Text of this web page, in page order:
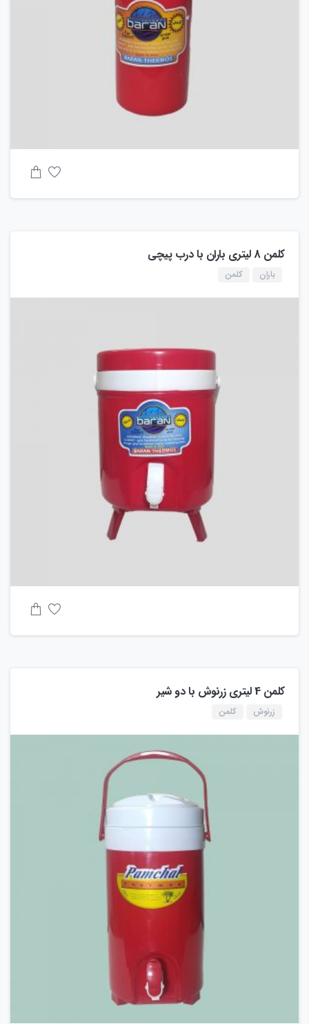
کلمن 8 لیتری باران با درب پیچی
باران کلمن
کلمن 4 لیتری زرنوش با دو شیر
زرنوش کلمن